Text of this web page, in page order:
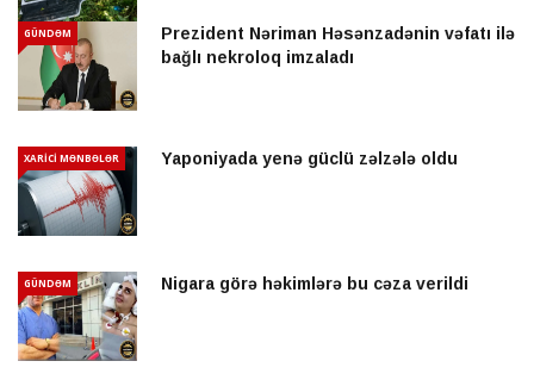
GÜNDƏM
Prezident Nəriman Həsənzadənin vəfatı ilə
bağlı nekroloq imzaladı
XARİCİ MƏNBƏLƏR Yaponiyada yenə güclü zəlzələ oldu
GÜNDƏM Nigara görə həkimlərə bu cəza verildi